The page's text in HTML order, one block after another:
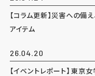
【コラム更新】災害への備
アイテム
26.04.20
【イベントレポート】東